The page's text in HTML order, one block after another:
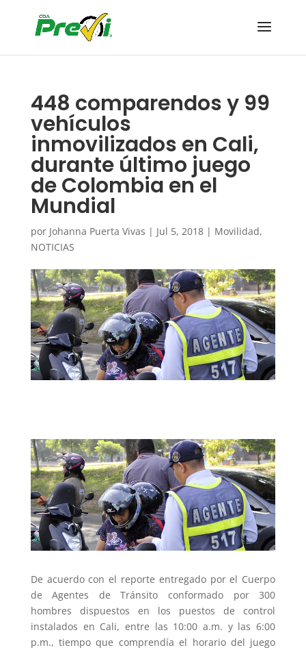
448 comparendos y 99
vehículos
inmovilizados en Cali,
durante último juego
de Colombia en el
Mundial
por Johanna Puerta Vivas | Jul 5, 2018| Movilidad,
NOTICIAS
De acuerdo con el reporte entregado por el Cuerpo
de Agentes de Tránsito conformado por 300
hombres dispuestos en los puestos de control
instalados en Cali, entre las 10:00 a.m. y las 6:00
p.m., tiempo que comprendía el horario del juego